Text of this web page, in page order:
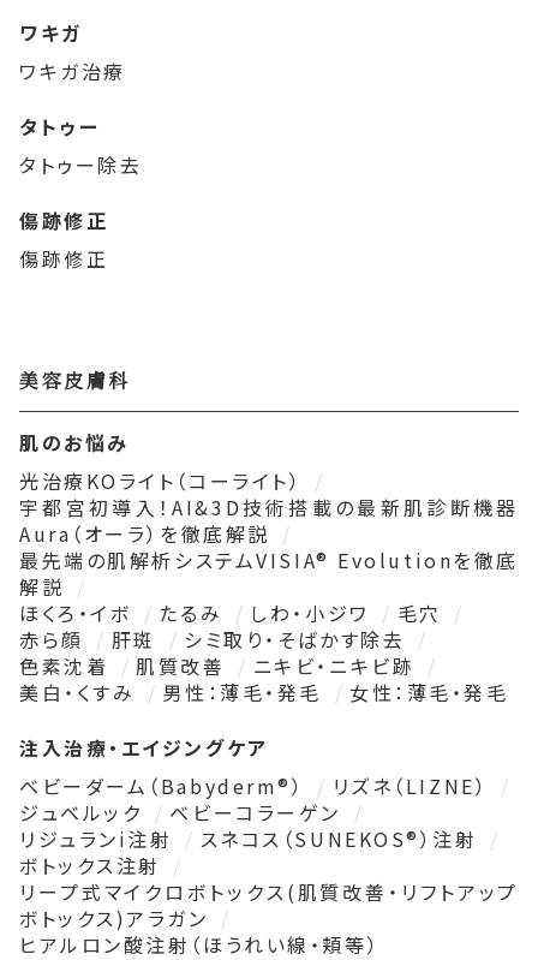
ワキガ
ワキガ治療
タトゥー
タトゥー除去
傷跡修正
傷跡修正
美容皮膚科
肌のお悩み
光治療KOライト（コーライト）
宇都宮初導入！AI&3D技術搭載の最新肌診断機器
Aura（オーラ）を徹底解説
最先端の肌解析システムVISIA® Evolutionを徹底
解説
ほくろ・イボ
たるみ しわ・小ジワ
毛穴
赤ら顔
肝斑
シミ取り・そばかす除去
色素沈着
肌質改善
ニキビ・ニキビ跡
美白・くすみ
男性：薄毛・発毛
女性：薄毛・発毛
注入治療・エイジングケア
ベビーダーム（Babyderm®）
リズネ（LIZNE）
ジュベルック
ベビーコラーゲン
リジュランi注射
スネコス（SUNEKOS®）注射
ボトックス注射
リープ式マイクロボトックス(肌質改善・リフトアップ
ボトックス)アラガン
ヒアルロン酸注射（ほうれい線・頬等）